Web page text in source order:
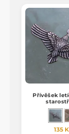
Přívěšek
135